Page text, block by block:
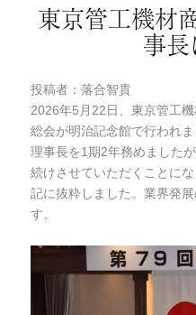
東京管工機材
事
投稿者：落合智貴
2026年5月22日、東京管工
総会が明治記念館で行われま
理事長を1期2年務めました
続けさせていただくことに
記に抜粋しました。業界発
す。